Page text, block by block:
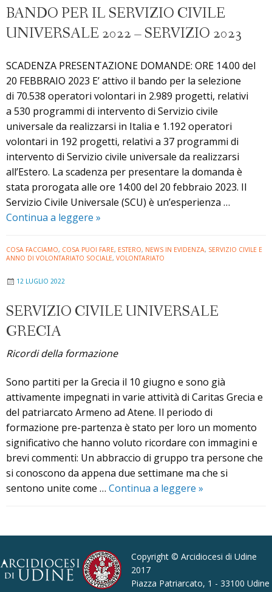
BANDO PER IL SERVIZIO CIVILE
UNIVERSALE 2022 – SERVIZIO 2023
SCADENZA PRESENTAZIONE DOMANDE: ORE 14.00 del
20 FEBBRAIO 2023 E’ attivo il bando per la selezione
di 70.538 operatori volontari in 2.989 progetti, relativi
a 530 programmi di intervento di Servizio civile
universale da realizzarsi in Italia e 1.192 operatori
volontari in 192 progetti, relativi a 37 programmi di
intervento di Servizio civile universale da realizzarsi
all’Estero. La scadenza per presentare la domanda è
stata prorogata alle ore 14:00 del 20 febbraio 2023. Il
Servizio Civile Universale (SCU) è un’esperienza …
Continua a leggere Bando
il
Servizio
2022
2023
»
COSA FACCIAMO, COSA PUOI FARE, ESTERO, NEWS IN EVIDENZA, SERVIZIO CIVILE E
ANNO DI VOLONTARIATO SOCIALE, VOLONTARIATO
12 LUGLIO 2022
SERVIZIO CIVILE UNIVERSALE
GRECIA
Ricordi della formazione
Sono partiti per la Grecia il 10 giugno e sono già
attivamente impegnati in varie attività di Caritas Grecia e
del patriarcato Armeno ad Atene. Il periodo di
formazione pre-partenza è stato per loro un momento
significativo che hanno voluto ricordare con immagini e
brevi commenti: Un abbraccio di gruppo tra persone che
si conoscono da appena due settimane ma che si
sentono unite come … Continua a leggere Servizio
Grecia
»
o
s
t
Copyright © Arcidiocesi di Udine
2017
Piazza Patriarcato, 1 - 33100 Udine